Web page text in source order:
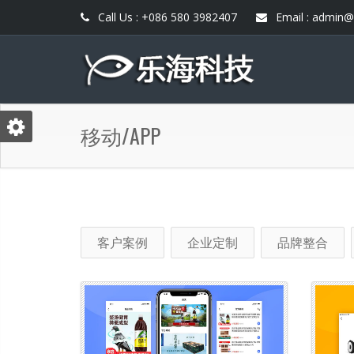
Call Us : +086 580 3982407 Email :
移动/APP
客户案例 企业定制 品牌整合